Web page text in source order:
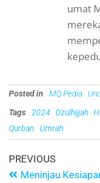
umat
Posted in MQ Pedia
Tags
2024 Dzulhijjah
Qurban
Umrah
PREVIOUS
Meninjau